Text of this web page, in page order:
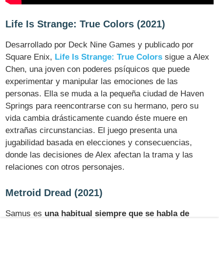
Life Is Strange: True Colors (2021)
Desarrollado por Deck Nine Games y publicado por
Square Enix, Life Is Strange: True Colors sigue a Alex
Chen, una joven con poderes psíquicos que puede
experimentar y manipular las emociones de las
personas. Ella se muda a la pequeña ciudad de Haven
Springs para reencontrarse con su hermano, pero su
vida cambia drásticamente cuando éste muere en
extrañas circunstancias. El juego presenta una
jugabilidad basada en elecciones y consecuencias,
donde las decisiones de Alex afectan la trama y las
relaciones con otros personajes.
Metroid Dread (2021)
Samus es una habitual siempre que se habla de